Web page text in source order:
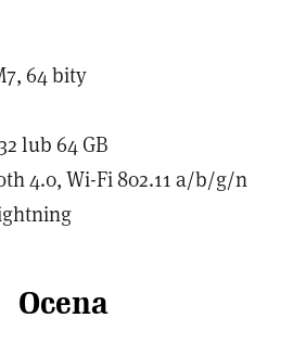
64 bity
lub 64 GB
4.0, Wi-Fi 802.11 a/b/g/n
Ocena